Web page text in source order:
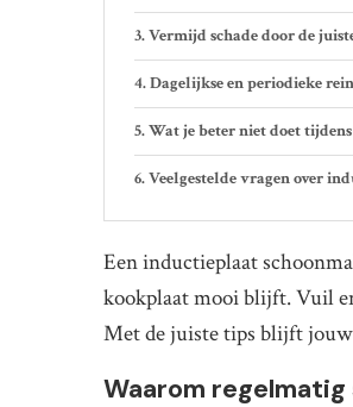
Vermijd schade door de
Dagelijkse en periodieke
Wat je beter niet doet
Veelgestelde vragen over
Een inductieplaat
kookplaat mooi blijft. Vuil
Met de juiste tips blijft
Waarom